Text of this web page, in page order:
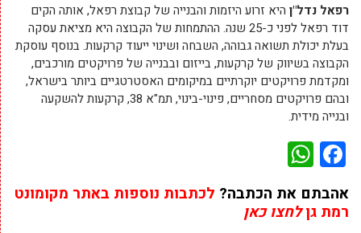
רפאל נדל"ן היא זרוע היזמות והבנייה של קבוצת רפאל, אותה הקים
דוד רפאל לפני כ-25 שנה. ההתמחות של הקבוצה היא מציאת עסקה
בעלת יכולת תשואה גבוהה, השבחה ושינוי ייעוד קרקעות. בנוסף עוסקת
הקבוצה בשיווק של קרקעות, בייזום ובבנייה של פרויקטים מורכבים,
ומקדמת פרויקטים יוקרתיים במיקומים האסטרטגיים ביותר בישראל,
ובהם פרויקטים מסחריים, פינוי-בינוי, תמ"א 38, קרקעות להשקעה
ובנייה מידית.
Facebook
אהבתם את הכתבה? לכתבות נוספות באתר מקומונט
רמת גןלחצו כאן